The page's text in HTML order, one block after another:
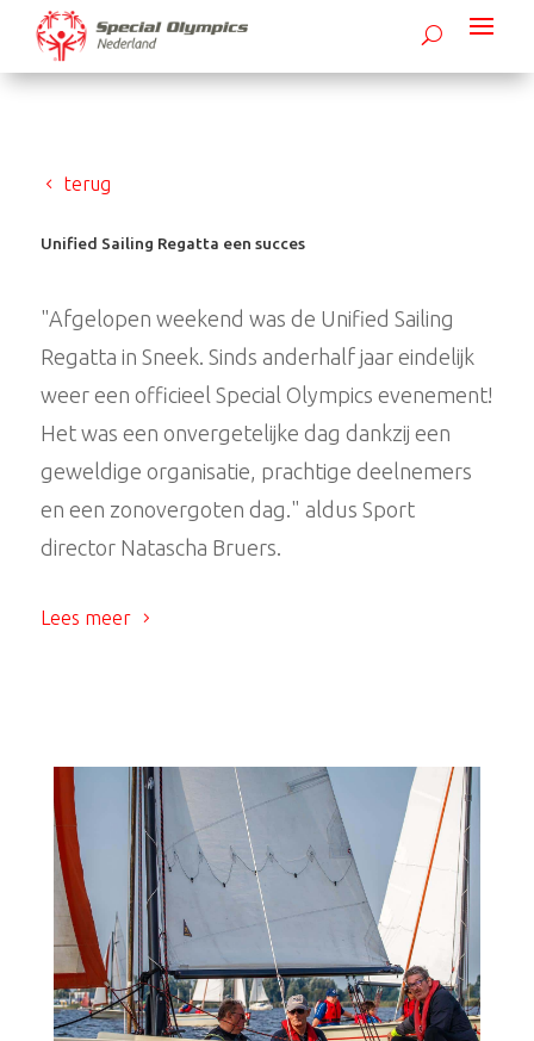
terug
Unified Sailing Regatta een succes
"Afgelopen weekend was de Unified Sailing
Regatta in Sneek. Sinds anderhalf jaar eindelijk
weer een officieel Special Olympics evenement!
Het was een onvergetelijke dag dankzij een
geweldige organisatie, prachtige deelnemers
en een zonovergoten dag." aldus Sport
director Natascha Bruers.
Lees meer